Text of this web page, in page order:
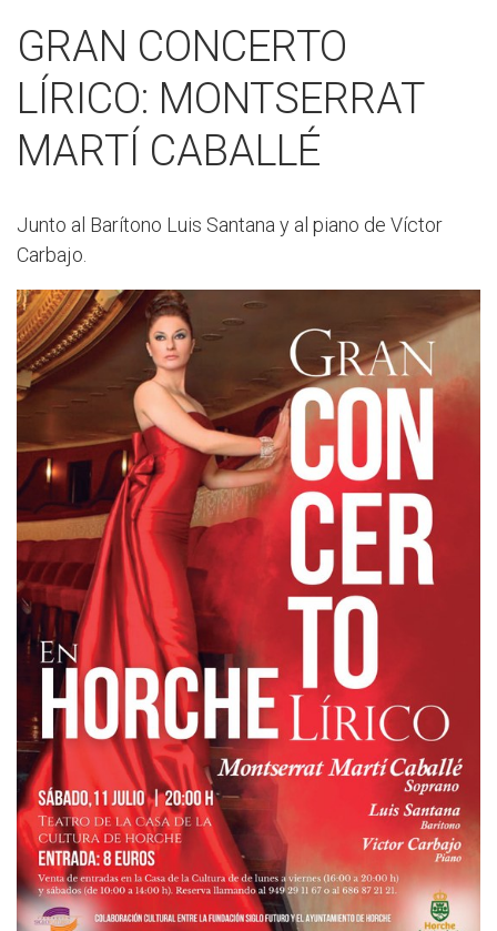
GRAN CONCERTO
LÍRICO: MONTSERRAT
MARTÍ CABALLÉ
Junto al Barítono Luis Santana y al piano de Víctor
Carbajo.